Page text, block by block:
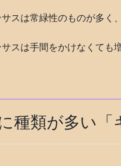
スは常緑性のものが多く
スは手間をかけなくても
種類が多い「